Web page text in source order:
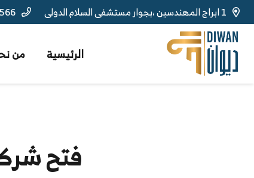
1 ابراج المهندسين ،بجوار مستشفى السلام الدولى
الرئيسية من
فتح